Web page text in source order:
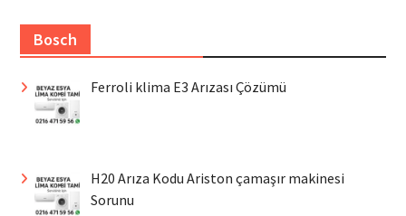
Bosch
Ferroli klima E3 Arızası Çözümü
H20 Arıza Kodu Ariston çamaşır makinesi
Sorunu